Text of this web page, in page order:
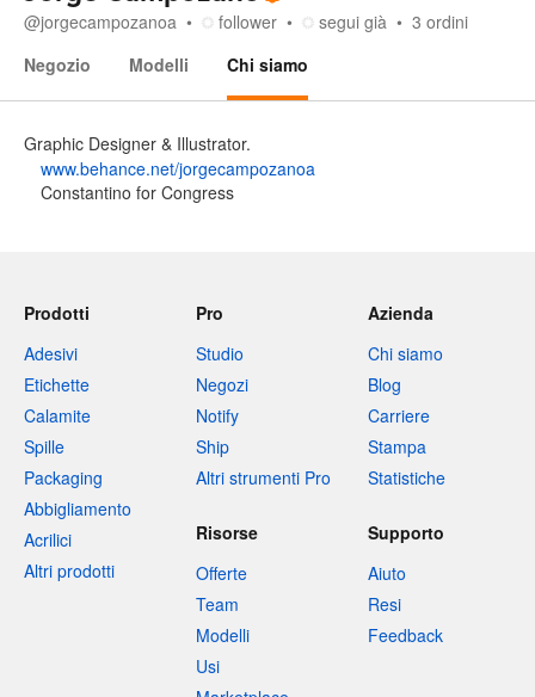
@jorgecampozanoa follower segui già 3 ordini
Negozio
Modelli Chi siamo
Graphic Designer & Illustrator.
www.behance.net/jorgecampozanoa
Constantino for Congress
Prodotti
Adesivi
Etichette
Calamite
Spille
Packaging
Abbigliamento
Acrilici
Altri prodotti
Pro
Studio
Negozi
Notify
Ship
Altri strumenti Pro
Azienda
Chi siamo
Blog
Carriere
Stampa
Statistiche
Risorse
Offerte
Team
Modelli
Usi
Supporto
Aiuto
Resi
Feedback